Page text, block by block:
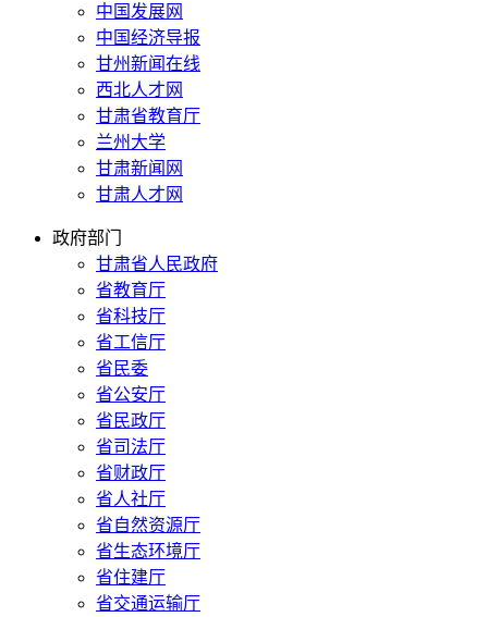
中国发展网
中国经济导报
甘州新闻在线
西北人才网
甘肃省教育厅
兰州大学
甘肃新闻网
甘肃人才网
政府部门
甘肃省人民政府
省教育厅
省科技厅
省工信厅
省民委
省公安厅
省民政厅
省司法厅
省财政厅
省人社厅
省自然资源厅
省生态环境厅
省住建厅
省交通运输厅